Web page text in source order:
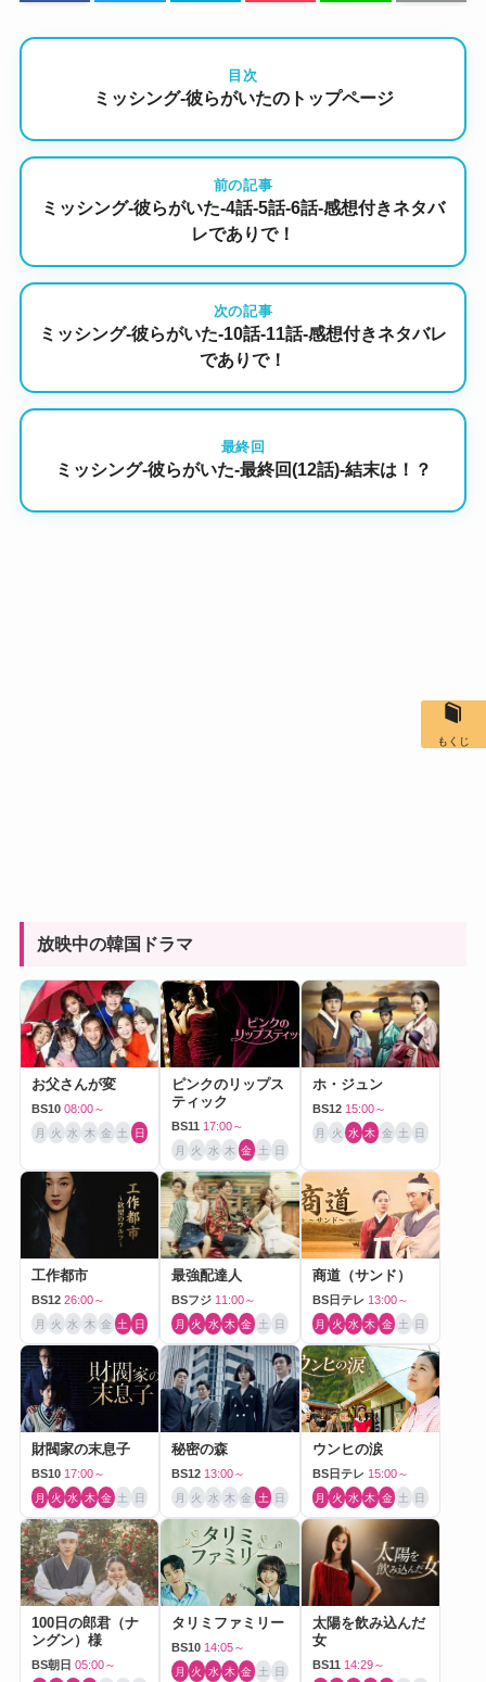
目次
ミッシング-彼らがいたのトップページ
前の記事
ミッシング-彼らがいた-4話-5話-6話-感想付きネタバ
レでありで！
次の記事
ミッシング-彼らがいた-10話-11話-感想付きネタバレ
でありで！
最終回
ミッシング-彼らがいた-最終回(12話)-結末は！？
放映中の韓国ドラマ
お父さんが変
BS10 08:00～
月 火 水 木 金 土 日
ピンクのリップス
ティック
BS11 17:00～
月 火 水 木 金 土 日
ホ・ジュン
BS12 15:00～
月 火 水 木 金 土 日
工作都市
BS12 26:00～
月 火 水 木 金 土 日
最強配達人
BSフジ 11:00～
月 火 水 木 金 土 日
商道（サンド）
BS日テレ 13:00～
月 火 水 木 金 土 日
財閥家の末息子
BS10 17:00～
月 火 水 木 金 土 日
秘密の森
BS12 13:00～
月 火 水 木 金 土 日
ウンヒの涙
BS日テレ 15:00～
月 火 水 木 金 土 日
100日の郎君（ナ
ングン）様
BS朝日 05:00～
タリミファミリー
BS10 14:05～
月 火 水 木 金 土 日
太陽を飲み込んだ
女
BS11 14:29～
もくじ